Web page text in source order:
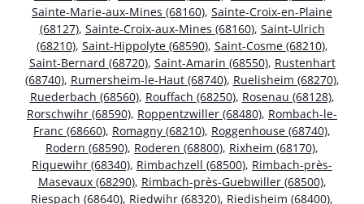
Sainte-Marie-aux-Mines (68160), Sainte-Croix-en-Plaine
(68127), Sainte-Croix-aux-Mines (68160), Saint-Ulrich
(68210), Saint-Hippolyte (68590), Saint-Cosme (68210),
Saint-Bernard (68720), Saint-Amarin (68550), Rustenhart
(68740), Rumersheim-le-Haut (68740), Ruelisheim (68270),
Ruederbach (68560), Rouffach (68250), Rosenau (68128),
Rorschwihr (68590), Roppentzwiller (68480), Rombach-le-
Franc (68660), Romagny (68210), Roggenhouse (68740),
Rodern (68590), Roderen (68800), Rixheim (68170),
Riquewihr (68340), Rimbachzell (68500), Rimbach-près-
Masevaux (68290), Rimbach-près-Guebwiller (68500),
Riespach (68640), Riedwihr (68320), Riedisheim (68400),